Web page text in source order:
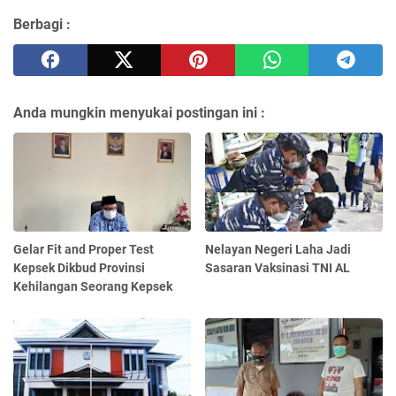
Berbagi :
Anda mungkin menyukai postingan ini :
Gelar Fit and Proper Test
Kepsek Dikbud Provinsi
Kehilangan Seorang Kepsek
Nelayan Negeri Laha Jadi
Sasaran Vaksinasi TNI AL